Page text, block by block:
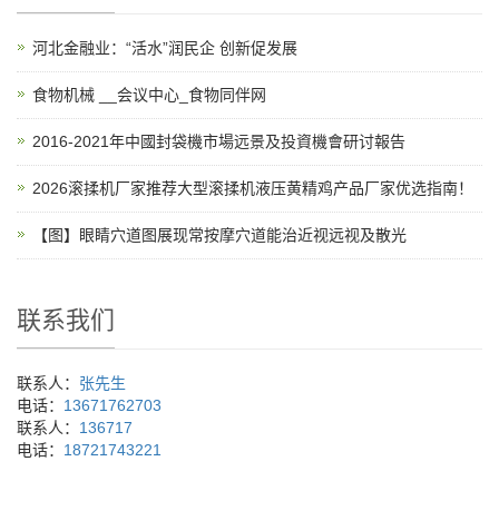
河北金融业：“活水”润民企 创新促发展
食物机械 __会议中心_食物同伴网
2016-2021年中國封袋機市場远景及投資機會研讨報告
2026滚揉机厂家推荐大型滚揉机液压黄精鸡产品厂家优选指南！
【图】眼睛穴道图展现常按摩穴道能治近视远视及散光
联系我们
联系人： 张先生
电话： 13671762703
联系人： 136717
电话： 18721743221